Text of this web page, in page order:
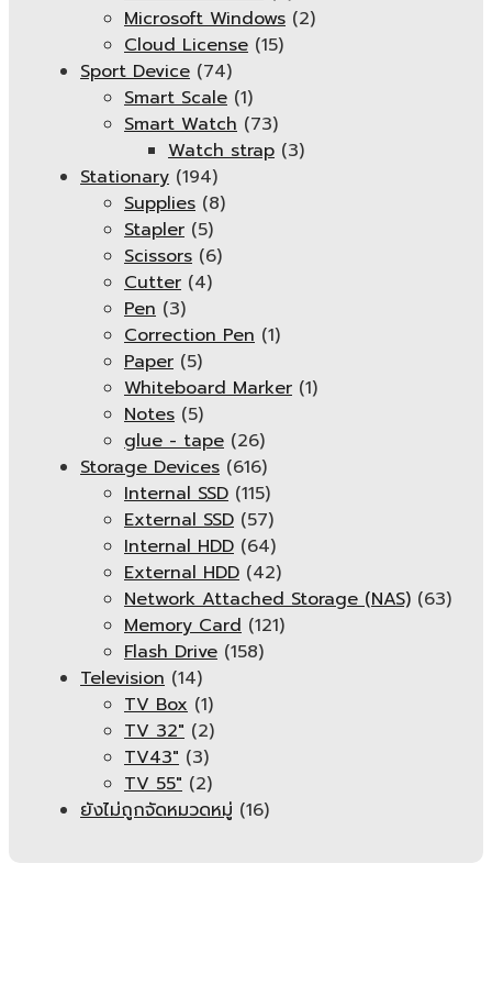
Microsoft Windows (2)
Cloud License (15)
Sport Device (74)
Smart Scale (1)
Smart Watch (73)
Watch strap (3)
Stationary (194)
Supplies (8)
Stapler (5)
Scissors (6)
Cutter (4)
Pen (3)
Correction Pen (1)
Paper (5)
Whiteboard Marker (1)
Notes (5)
glue - tape (26)
Storage Devices (616)
Internal SSD (115)
External SSD (57)
Internal HDD (64)
External HDD (42)
Network Attached Storage (NAS) (63)
Memory Card (121)
Flash Drive (158)
Television (14)
TV Box (1)
TV 32" (2)
TV43" (3)
TV 55" (2)
ยังไม่ถูกจัดหมวดหมู่ (16)